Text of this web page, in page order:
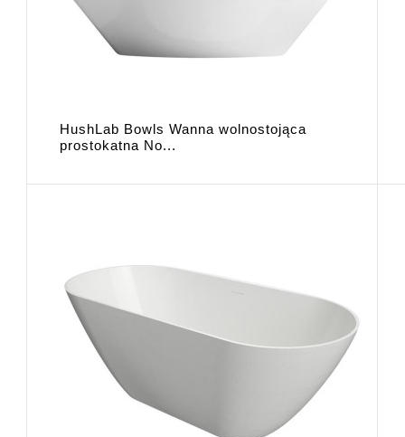
HushLab Bowls Wanna wolnostojąca
prostokatna No...